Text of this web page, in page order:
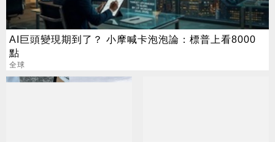
AI巨頭變現期到了？ 小摩喊卡泡泡論：標普上看8000
點
全球